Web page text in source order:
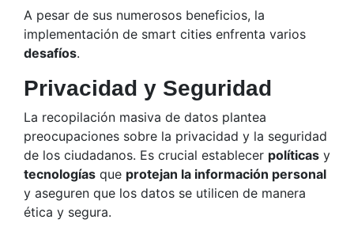
A pesar de sus numerosos beneficios, la
implementación de smart cities enfrenta varios
desafíos.
Privacidad y Seguridad
La recopilación masiva de datos plantea
preocupaciones sobre la privacidad y la seguridad
de los ciudadanos. Es crucial establecer políticas y
tecnologías que protejan la información personal
y aseguren que los datos se utilicen de manera
ética y segura.